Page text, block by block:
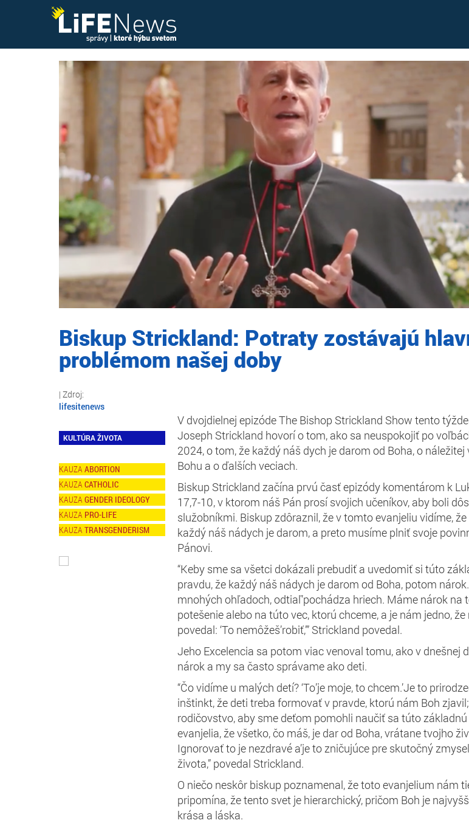
Biskup Strickland: Potraty zostávajú
problémom našej doby
lifesitenews
KULTÚRA ŽIVOTA
ABORTION
CATHOLIC
GENDER IDEOLOGY
PRO-LIFE
TRANSGENDERISM
V dvojdielnej epizóde The Bishop Strickland Show tento
Joseph Strickland hovorí o tom, ako sa neuspokojiť po
2024, o tom, že každý náš dych je darom od Boha, o
Bohu a o ďalších veciach.
Biskup Strickland začína prvú časť epizódy komentárom k
17,7-10, v ktorom náš Pán prosí svojich učeníkov, aby boli
služobníkmi. Biskup zdôraznil, že v tomto evanjeliu vidíme,
každý náš nádych je darom, a preto musíme plniť svoje
Pánovi.
“Keby sme sa všetci dokázali prebudiť a uvedomiť si túto
pravdu, že každý náš nádych je darom od Boha, potom
mnohých ohľadoch, odtiaľ’pochádza hriech. Máme nárok na
potešenie alebo na túto vec, ktorú chceme, a je nám jedno,
povedal: ‘To nemôžeš’robiť,’” Strickland povedal.
Jeho Excelencia sa potom viac venoval tomu, ako v dnešnej
nárok a my sa často správame ako deti.
“Čo vidíme u malých detí? ‘To’je moje, to chcem.’Je to
inštinkt, že deti treba formovať v pravde, ktorú nám Boh
rodičovstvo, aby sme deťom pomohli naučiť sa túto
evanjelia, že všetko, čo máš, je dar od Boha, vrátane tvojho
Ignorovať to je nezdravé a’je to zničujúce pre skutočný
života,” povedal Strickland.
O niečo neskôr biskup poznamenal, že toto evanjelium nám
pripomína, že tento svet je hierarchický, pričom Boh je
krása a láska.